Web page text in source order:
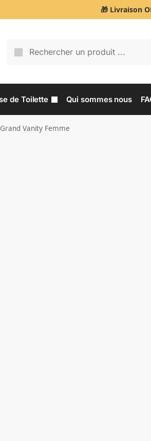
🎁 Livraison
de Toilette Qui sommes nous
Grand Vanity Femme